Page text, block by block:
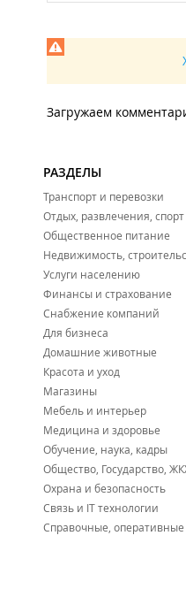
Загружаем
РАЗДЕЛЫ
Транспорт и перевозки
Отдых, развлечения, спорт
Общественное питание
Недвижимость,
Услуги населению
Финансы и страхование
Снабжение компаний
Для бизнеса
Домашние животные
Красота и уход
Магазины
Мебель и интерьер
Медицина и здоровье
Обучение, наука, кадры
Общество, Государство,
Охрана и безопасность
Связь и IT технологии
Справочные,